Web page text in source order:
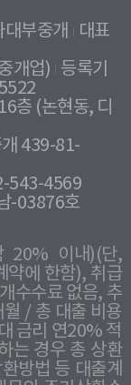
부중개
대표
개업) 등록기
층 (논현동, 디
개 439-81-
543-4569
-03876호
20% 이내)(단,
약에 한함), 취급
수수료 없음, 추
/ 총 대출 비용
금리 연20% 적
는 경우 총 상환
방법 등 대출계